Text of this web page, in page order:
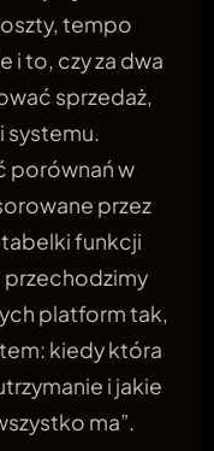
tempo
i to, czy za dwa
sprzedaż,
systemu.
porównań w
przez
funkcji
przechodzimy
platform tak,
kiedy która
i jakie
ma”.